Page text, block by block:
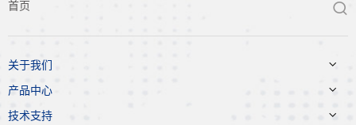
首页 
关于我们 
产品中心 
技术支持 